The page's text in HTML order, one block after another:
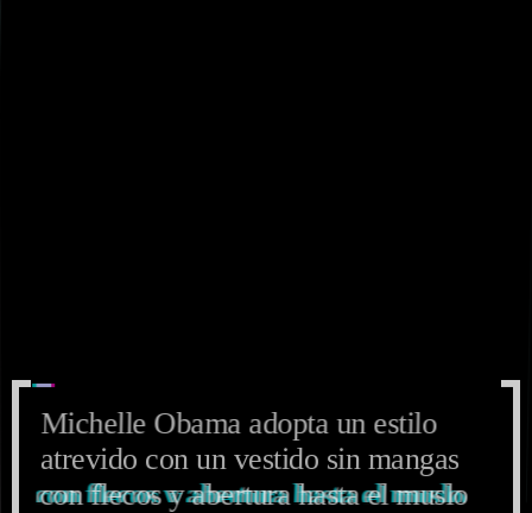
Michelle Obama adopta un estilo
atrevido con un vestido sin mangas
con flecos y abertura hasta el muslo